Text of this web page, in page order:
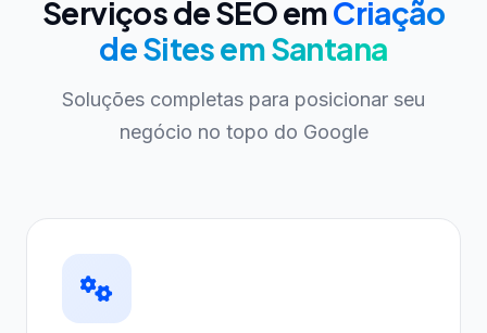
Serviços de SEO emCriação
de Sites em Santana
Soluções completas para posicionar seu
negócio no topo do Google